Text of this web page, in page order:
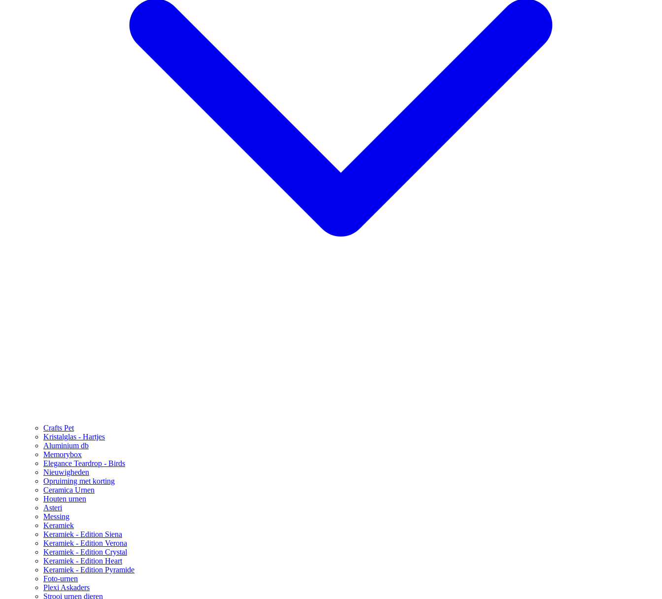
Crafts Pet
Kristalglas - Hartjes
Aluminium db
Memorybox
Elegance Teardrop - Birds
Nieuwigheden
Opruiming met korting
Ceramica Urnen
Houten urnen
Asteri
Messing
Keramiek
Keramiek - Edition Siena
Keramiek - Edition Verona
Keramiek - Edition Crystal
Keramiek - Edition Heart
Keramiek - Edition Pyramide
Foto-urnen
Plexi Askaders
Strooi urnen dieren